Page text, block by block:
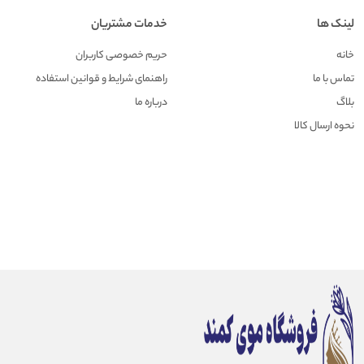
لینک ها
خانه
تماس با ما
بلاگ
نحوه ارسال کالا
خدمات مشتریان
حریم خصوصی کاربران
راهنمای شرایط و قوانین استفاده
درباره ما